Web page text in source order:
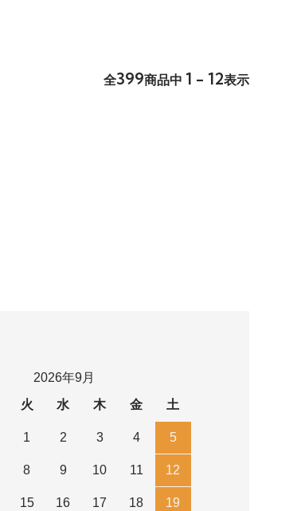
全399商品中 1 - 12表示
2026年9月
火 水 木 金 土
1 2 3 4 5
8 9 10 11 12
15 16 17 18 19